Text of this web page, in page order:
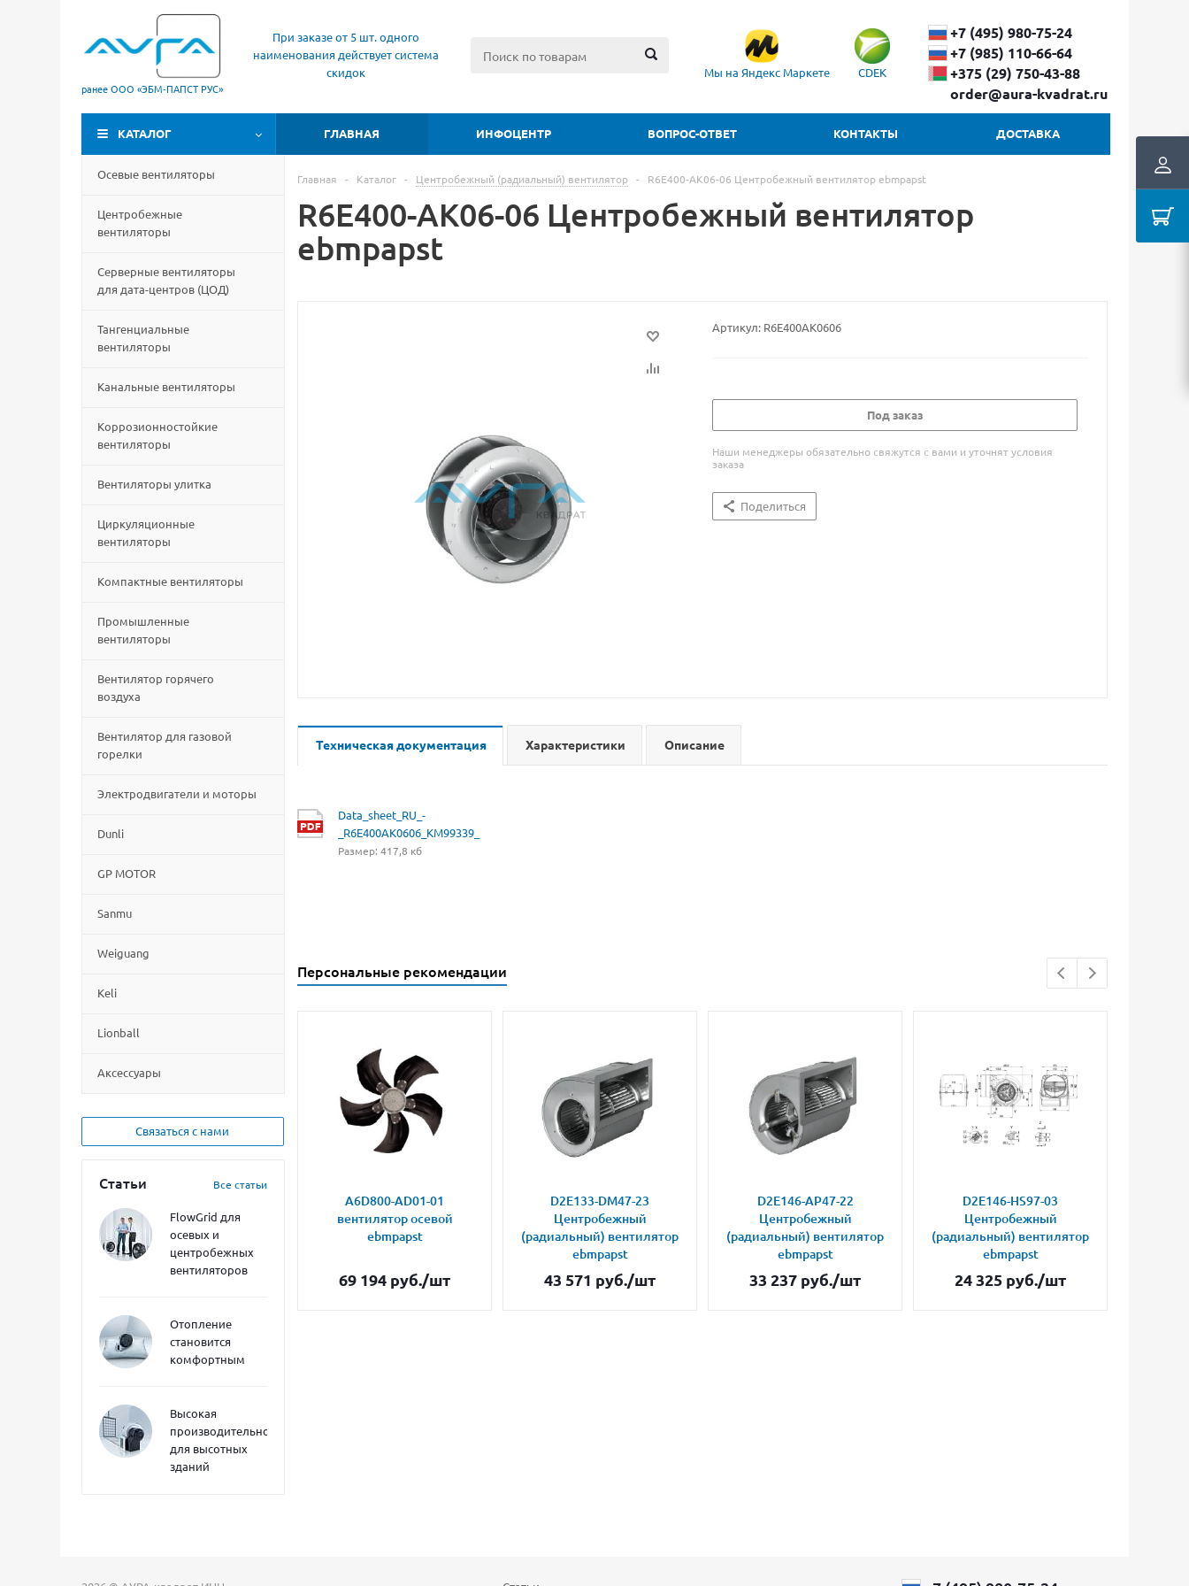
ранее ООО «ЭБМ‑ПАПСТ РУС»
При заказе от 5 шт. одного
наименования действует система
скидок
Мы на Яндекс Маркете CDEK
+7 (495) 980-75-24
+7 (985) 110-66-64
+375 (29) ​750-43-88
order@aura-kvadrat.ru
КАТАЛОГ ГЛАВНАЯ ИНФОЦЕНТР ВОПРОС-ОТВЕТ КОНТАКТЫ ДОСТАВКА
Осевые вентиляторы
Центробежные
вентиляторы
Серверные вентиляторы
для дата-центров (ЦОД)
Тангенциальные
вентиляторы
Канальные вентиляторы
Коррозионностойкие
вентиляторы
Вентиляторы улитка
Циркуляционные
вентиляторы
Компактные вентиляторы
Промышленные
вентиляторы
Вентилятор горячего
воздуха
Вентилятор для газовой
горелки
Электродвигатели и моторы
Dunli
GP MOTOR
Sanmu
Weiguang
Keli
Lionball
Aксессуары
Связаться с нами
Статьи Все статьи
FlowGrid для
осевых и
центробежных
вентиляторов
Отопление
становится
комфортным
Высокая
производительность
для высотных
зданий
Главная - Каталог - Центробежный (радиальный) вентилятор - R6E400-AK06-06 Центробежный вентилятор ebmpapst
R6E400-AK06-06 Центробежный вентилятор
ebmpapst
Артикул: R6E400AK0606
Под заказ
Наши менеджеры обязательно свяжутся с вами и уточнят условия
заказа
Поделиться
Техническая документация Характеристики Описание
Data_sheet_RU_-
_R6E400AK0606_KM99339_
Размер: 417,8 кб
Персональные рекомендации
A6D800-AD01-01
вентилятор осевой
ebmpapst
69 194 руб./шт
D2E133-DM47-23
Центробежный
(радиальный) вентилятор
ebmpapst
43 571 руб./шт
D2E146-AP47-22
Центробежный
(радиальный) вентилятор
ebmpapst
33 237 руб./шт
D2E146-HS97-03
Центробежный
(радиальный) вентилятор
ebmpapst
24 325 руб./шт